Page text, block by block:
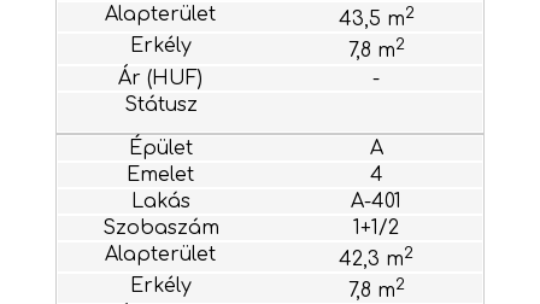
43,5 m2
7,8 m2
-
A
4
A-401
1+1/2
42,3 m2
7,8 m2